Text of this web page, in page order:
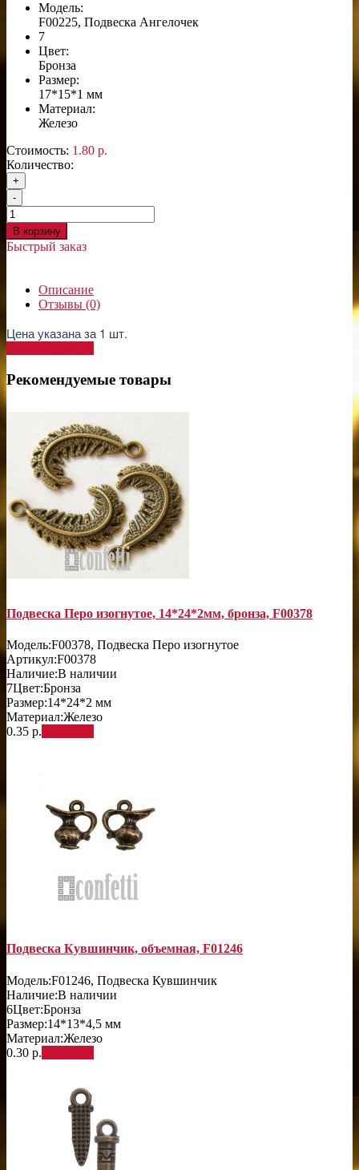
Модель:
F00225, Подвеска Ангелочек
7
Цвет:
Бронза
Размер:
17*15*1 мм
Материал:
Железо
Стоимость: 1.80 р.
Количество:
+
-
В корзину
Быстрый заказ
Описание
Отзывы (0)
Цена указана за 1 шт.
Рекомендуемые товары
Подвеска Перо изогнутое, 14*24*2мм, бронза, F00378
Модель:F00378, Подвеска Перо изогнутое
Артикул:F00378
Наличие:В наличии
7Цвет:Бронза
Размер:14*24*2 мм
Материал:Железо
0.35 р.
Подвеска Кувшинчик, объемная, F01246
Модель:F01246, Подвеска Кувшинчик
Наличие:В наличии
6Цвет:Бронза
Размер:14*13*4,5 мм
Материал:Железо
0.30 р.